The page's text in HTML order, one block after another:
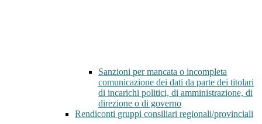
Sanzioni per mancata o incompleta
comunicazione dei dati da parte dei titolari
di incarichi politici, di amministrazione, di
direzione o di governo
Rendiconti gruppi consiliari regionali/provinciali